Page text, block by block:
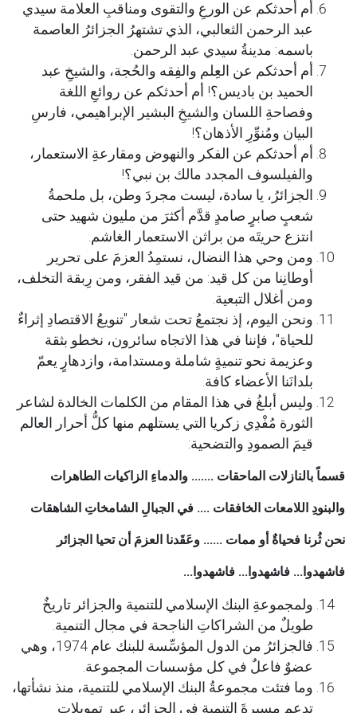
أم أحدثكم عن الورعِ والتقوى ومناقبِ العلامة سيدي
عبد الرحمن الثعالبي، الذي تشتهرُ الجزائرُ العاصمة
باسمه: مدينةُ سيدي عبد الرحمن.
أم أحدثكم عن العِلم والفِقه والحُجة، والشيخِ عبد
الحميد بن باديس؟! أم أحدثكم عن روائعِ اللغة
وفصاحةِ اللسان والشيخِ البشير الإبراهيمي، فارسِ
البيان ومُنوِّرِ الأذهان؟!
أم أحدثكم عن الفكر والنهوض ومقارعةِ الاستعمار،
والفيلسوف المجدد مالك بن نبي؟!
الجزائرُ، يا سادة، ليست مجردَ وطن، بل ملحمةُ
شعبٍ صابرٍ صامدٍ قدَّم أكثرَ من مليون شهيد حتى
انتزع حريتَه من براثن الاستعمار الغاشم.
ومن وحي هذا النضال، نستمِدُ العزمَ على تحرير
أوطانِنا من كل قيد: من قيد الفقر، ومن رِبقة التخلف،
ومن أغلال التبعية.
ونحن اليوم، إذ نجتمعُ تحت شعار "تنويعُ الاقتصادِ إثراءٌ
للحياة"، فإننا في هذا الاتجاه سائرون، نخطو بثقة
وعزيمة نحو تنميةٍ شاملة ومستدامة، وازدهارٍ يعمّ
بلدانَنا الأعضاء كافة.
وليس أبلغُ في هذا المقام من الكلمات الخالدة لشاعر
الثورة مُفْدِي زكريا التي يستلهم منها كلُّ أحرار العالم
قيمَ الصمودِ والتضحية:
قسماً بالنازلات الماحقات ....... والدماءِ الزاكيات الطاهرات
والبنودِ اللامعات الخافقات .... في الجبالِ الشامخاتِ الشاهقات
نحن ثُرنا فحياةٌ أو ممات ...... وعَقَدنا العزمَ أن تحيا الجزائر
فاشهدوا... فاشهدوا... فاشهدوا...
ولمجموعةِ البنك الإسلامي للتنمية والجزائر تاريخٌ
طويلٌ من الشراكاتِ الناجحة في مجال التنمية.
فالجزائرُ من الدول المؤسِّسة للبنك عام 1974، وهي
عضوٌ فاعلٌ في كل مؤسسات المجموعة.
وما فتئت مجموعةُ البنك الإسلامي للتنمية، منذ نشأتها،
تدعم مسيرةَ التنميةِ في الجزائر، عبر تمويلاتٍ